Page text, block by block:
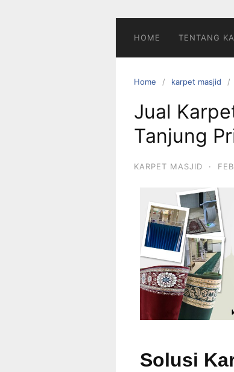
HOME TENTANG
Home karpet masjid
Jual
Tanjung
KARPET MASJID ·
Solusi